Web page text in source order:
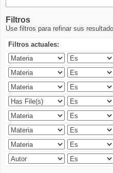
Filtros
Use filtros para refinar sus
Filtros actuales: